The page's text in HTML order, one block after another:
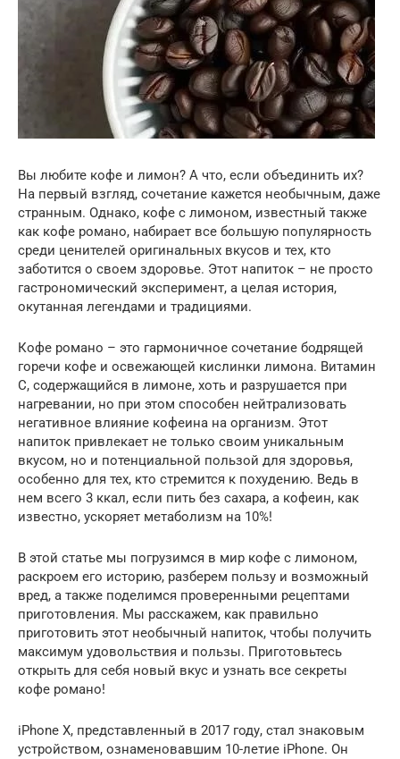
Вы любите кофе и лимон? А что, если объединить их?
На первый взгляд, сочетание кажется необычным, даже
странным. Однако, кофе с лимоном, известный также
как кофе романо, набирает все большую популярность
среди ценителей оригинальных вкусов и тех, кто
заботится о своем здоровье. Этот напиток – не просто
гастрономический эксперимент, а целая история,
окутанная легендами и традициями.
Кофе романо – это гармоничное сочетание бодрящей
горечи кофе и освежающей кислинки лимона. Витамин
С, содержащийся в лимоне, хоть и разрушается при
нагревании, но при этом способен нейтрализовать
негативное влияние кофеина на организм. Этот
напиток привлекает не только своим уникальным
вкусом, но и потенциальной пользой для здоровья,
особенно для тех, кто стремится к похудению. Ведь в
нем всего 3 ккал, если пить без сахара, а кофеин, как
известно, ускоряет метаболизм на 10%!
В этой статье мы погрузимся в мир кофе с лимоном,
раскроем его историю, разберем пользу и возможный
вред, а также поделимся проверенными рецептами
приготовления. Мы расскажем, как правильно
приготовить этот необычный напиток, чтобы получить
максимум удовольствия и пользы. Приготовьтесь
открыть для себя новый вкус и узнать все секреты
кофе романо!
iPhone X, представленный в 2017 году, стал знаковым
устройством, ознаменовавшим 10-летие iPhone. Он